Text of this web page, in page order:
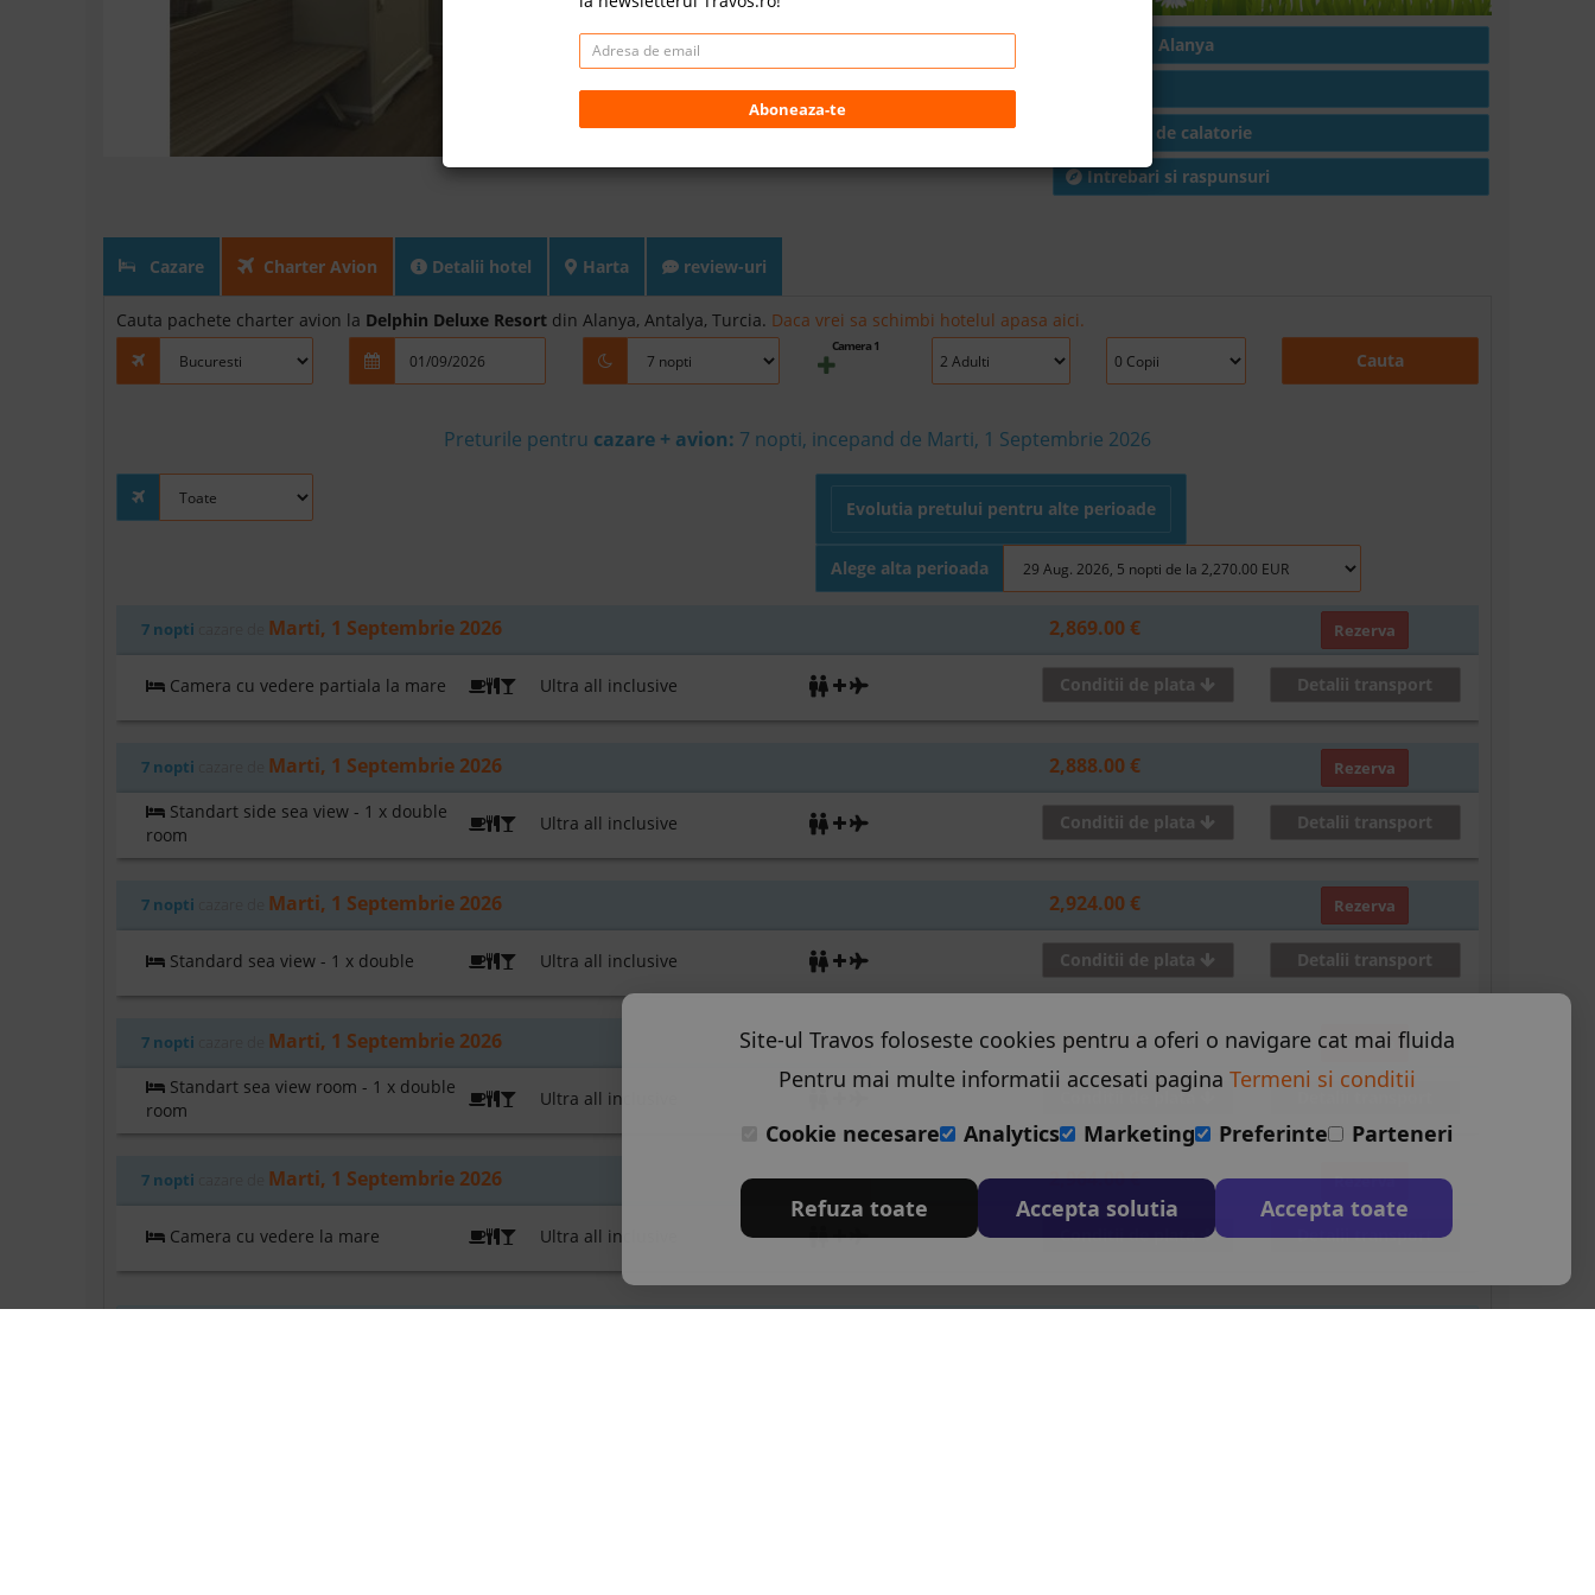
Hoteluri in Alanya
Conditii de calatorie
Intrebari si raspunsuri
Cazare Charter Avion Detalii hotel Harta review-uri
Cauta pachete charter avion la Delphin Deluxe Resort din Alanya, Antalya, Turcia. Daca vrei sa schimbi hotelul apasa aici.
Camera 1
Cauta
Preturile pentru cazare + avion: 7 nopti, incepand de Marti, 1 Septembrie 2026
Evolutia pretului pentru alte perioade
Alege alta perioada
7 nopti Marti, 1 Septembrie 2026 2,869.00 € Rezerva
Camera cu vedere partiala la mare Ultra all inclusive Conditii de plata Detalii transport
7 nopti Marti, 1 Septembrie 2026 2,888.00 € Rezerva
Standart side sea view - 1 x double
room
Ultra all inclusive Conditii de plata Detalii transport
7 nopti Marti, 1 Septembrie 2026 2,924.00 € Rezerva
Standard sea view - 1 x double Ultra all inclusive Conditii de plata Detalii transport
7 nopti Marti, 1 Septembrie 2026 2,944.00 € Rezerva
Standart sea view room - 1 x double
room
Ultra all inclusive Conditii de plata
7 nopti Marti, 1 Septembrie 2026 2,964.00 € Rezerva
Camera cu vedere la mare Ultra all inclusive Conditii de plata Detalii transport
Aboneaza-te
Site-ul Travos foloseste cookies pentru a oferi o navigare cat mai fluida
Pentru mai multe informatii accesati pagina Termeni si conditii
Cookie necesare
Analytics Marketing Preferinte Parteneri
Refuza toate Accepta solutia Accepta toate